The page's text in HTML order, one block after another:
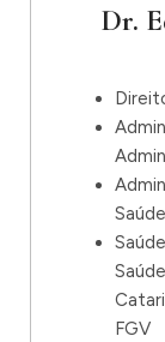
Dr.
FGV